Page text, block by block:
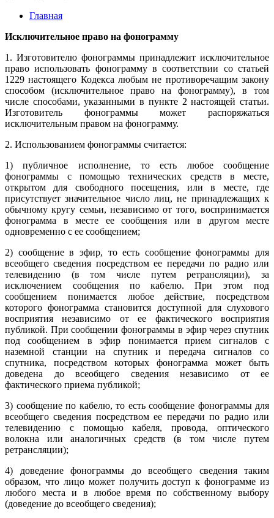
Главная
Исключительное право на фонограмму
1. Изготовителю фонограммы принадлежит исключительное
право использовать фонограмму в соответствии со статьей
1229 настоящего Кодекса любым не противоречащим закону
способом (исключительное право на фонограмму), в том
числе способами, указанными в пункте 2 настоящей статьи.
Изготовитель фонограммы может распоряжаться
исключительным правом на фонограмму.
2. Использованием фонограммы считается:
1) публичное исполнение, то есть любое сообщение
фонограммы с помощью технических средств в месте,
открытом для свободного посещения, или в месте, где
присутствует значительное число лиц, не принадлежащих к
обычному кругу семьи, независимо от того, воспринимается
фонограмма в месте ее сообщения или в другом месте
одновременно с ее сообщением;
2) сообщение в эфир, то есть сообщение фонограммы для
всеобщего сведения посредством ее передачи по радио или
телевидению (в том числе путем ретрансляции), за
исключением сообщения по кабелю. При этом под
сообщением понимается любое действие, посредством
которого фонограмма становится доступной для слухового
восприятия независимо от ее фактического восприятия
публикой. При сообщении фонограммы в эфир через спутник
под сообщением в эфир понимается прием сигналов с
наземной станции на спутник и передача сигналов со
спутника, посредством которых фонограмма может быть
доведена до всеобщего сведения независимо от ее
фактического приема публикой;
3) сообщение по кабелю, то есть сообщение фонограммы для
всеобщего сведения посредством ее передачи по радио или
телевидению с помощью кабеля, провода, оптического
волокна или аналогичных средств (в том числе путем
ретрансляции);
4) доведение фонограммы до всеобщего сведения таким
образом, что лицо может получить доступ к фонограмме из
любого места и в любое время по собственному выбору
(доведение до всеобщего сведения);